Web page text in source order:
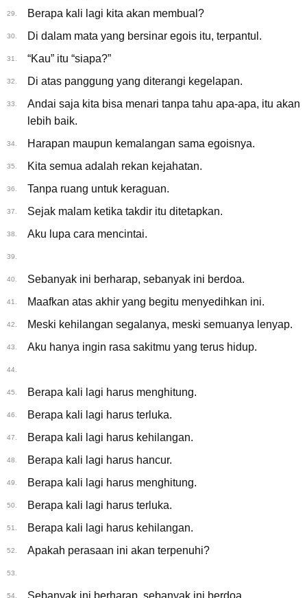
29. Berapa kali lagi kita akan membual?
30. Di dalam mata yang bersinar egois itu, terpantul.
31. “Kau” itu “siapa?”
32. Di atas panggung yang diterangi kegelapan.
33.
Andai saja kita bisa menari tanpa tahu apa-apa, itu akan
lebih baik.
34. Harapan maupun kemalangan sama egoisnya.
35. Kita semua adalah rekan kejahatan.
36. Tanpa ruang untuk keraguan.
37. Sejak malam ketika takdir itu ditetapkan.
38. Aku lupa cara mencintai.
39.
40. Sebanyak ini berharap, sebanyak ini berdoa.
41. Maafkan atas akhir yang begitu menyedihkan ini.
42. Meski kehilangan segalanya, meski semuanya lenyap.
43. Aku hanya ingin rasa sakitmu yang terus hidup.
44.
45. Berapa kali lagi harus menghitung.
46. Berapa kali lagi harus terluka.
47. Berapa kali lagi harus kehilangan.
48. Berapa kali lagi harus hancur.
49. Berapa kali lagi harus menghitung.
50. Berapa kali lagi harus terluka.
51. Berapa kali lagi harus kehilangan.
52. Apakah perasaan ini akan terpenuhi?
53.
54. Sebanyak ini berharap, sebanyak ini berdoa.